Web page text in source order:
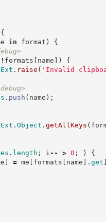
{
in format )
{
! formats [ name ] )
{
Ext . raise ( ' Invalid
. push ( name ) ;
Ext . Object . getAllKeys (
. length ; i -- > 0 ; )
{
] = me [ formats [ name ] . get